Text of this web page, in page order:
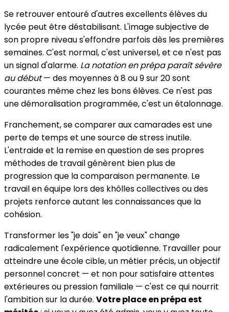
Se retrouver entouré d'autres excellents élèves du
lycée peut être déstabilisant. L'image subjective de
son propre niveau s'effondre parfois dès les premières
semaines. C'est normal, c'est universel, et ce n'est pas
un signal d'alarme. La notation en prépa paraît sévère
au début— des moyennes à 8 ou 9 sur 20 sont
courantes même chez les bons élèves. Ce n'est pas
une démoralisation programmée, c'est un étalonnage.
Franchement, se comparer aux camarades est une
perte de temps et une source de stress inutile.
L'entraide et la remise en question de ses propres
méthodes de travail génèrent bien plus de
progression que la comparaison permanente. Le
travail en équipe lors des khôlles collectives ou des
projets renforce autant les connaissances que la
cohésion.
Transformer les "je dois" en "je veux" change
radicalement l'expérience quotidienne. Travailler pour
atteindre une école cible, un métier précis, un objectif
personnel concret — et non pour satisfaire attentes
extérieures ou pression familiale — c'est ce qui nourrit
l'ambition sur la durée. Votre place en prépa est